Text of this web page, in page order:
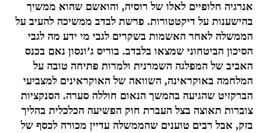
אנרגיה חלופיים לאלו של רוסיה, והואשם שהוא ממשיך
בהישענות על דיקטטורות. פרשת לבדב ממשיכה להעיב על
הממשלה לאחר האשמות בשקרים לגבי מי ידע מה לגבי
הסיכון הביטחוני שמצאו בלבדב. בוריס ג’ונסון נאם בכנס
האביב של המפלגה השמרנית ולמרות פתיחה טובה על
המלחמה באוקראינה, השוואה של האוקראינים למצביעי
הברקזיט שהגיעה בהמשך הנאום חוללה סערה. הסנקציות
צוברות תאוצה בצל העברת חוק הפשיעה הכלכלית בהליך
בזק, אבל רבים טוענים שהממשלה עדיין מכורה לכסף של